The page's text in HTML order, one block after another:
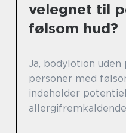
velegnet til
følsom hud?
Ja, bodylotion
personer med
indeholder